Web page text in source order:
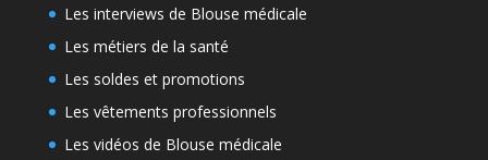
Les interviews de Blouse médicale
Les métiers de la santé
Les soldes et promotions
Les vêtements professionnels
Les vidéos de Blouse médicale